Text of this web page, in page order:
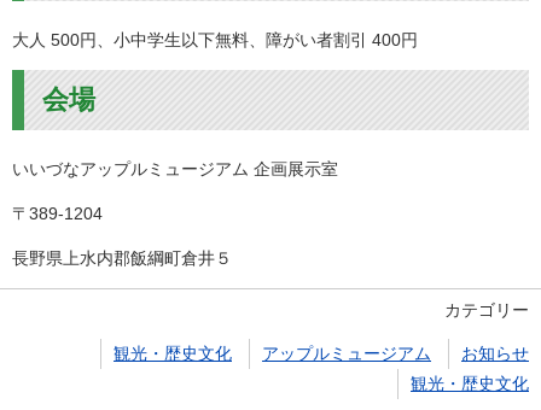
大人 500円、小中学生以下無料、障がい者割引 400円
会場
いいづなアップルミュージアム 企画展示室
〒389-1204
長野県上水内郡飯綱町倉井５
カテゴリー
観光・歴史文化 アップルミュージアム
お知らせ
観光・歴史文化